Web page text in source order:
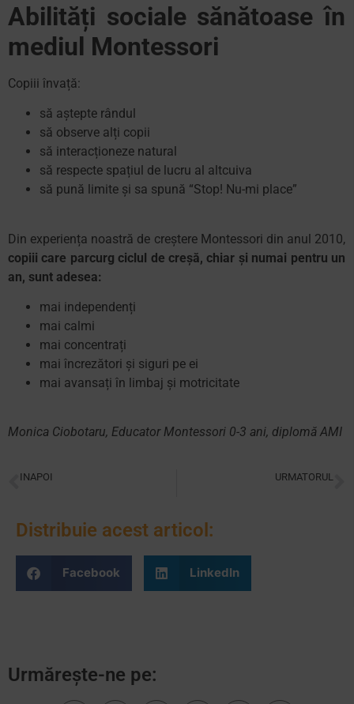
Abilități sociale sănătoase în
mediul Montessori
Copiii învață:
să aștepte rândul
să observe alți copii
să interacționeze natural
să respecte spațiul de lucru al altcuiva
să pună limite și sa spună “Stop! Nu-mi place”
Din experiența noastră de creștere Montessori din anul 2010,
copiii care parcurg ciclul de creșă, chiar și numai pentru un
an, sunt adesea:
mai independenți
mai calmi
mai concentrați
mai încrezători și siguri pe ei
mai avansați în limbaj și motricitate
Monica Ciobotaru, Educator Montessori 0-3 ani, diplomă AMI
INAPOI URMATORUL
Distribuie acest articol:
Facebook LinkedIn
Urmărește-ne pe: